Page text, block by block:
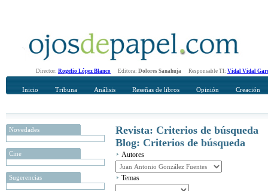
Director: Rogelio López Blanco Editora: Dolores Sanahuja Responsable TI: Vidal Vidal
Inicio Tribuna Análisis Reseñas de libros Opinión Creación
Novedades
Cine
Sugerencias
Revista: Criterios de búsqueda
Blog: Criterios de búsqueda
Autores
Temas